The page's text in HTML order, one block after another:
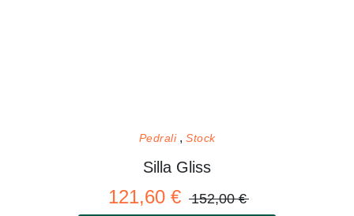
Pedrali Stock
Silla Gliss
121,60 € 152,00 €